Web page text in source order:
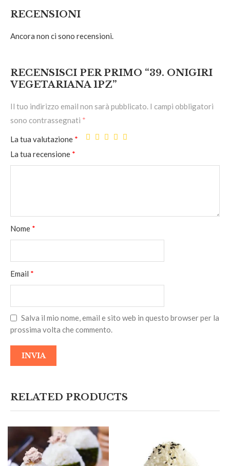
RECENSIONI
Ancora non ci sono recensioni.
RECENSISCI PER PRIMO “39. ONIGIRI
VEGETARIANA 1PZ”
Il tuo indirizzo email non sarà pubblicato. I campi obbligatori
sono contrassegnati *
La tua valutazione *
La tua recensione *
Nome *
Email *
Salva il mio nome, email e sito web in questo browser per la
prossima volta che commento.
RELATED PRODUCTS